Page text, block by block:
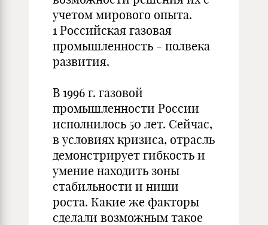
учетом мирового опыта.
1 Российская газовая
промышленность - полвека
развития.
В 1996 г. газовой
промышленности России
исполнилось 50 лет. Сейчас,
в условиях кризиса, отрасль
демонстрирует гибкость и
умение находить зоны
стабильности и ниши
роста. Какие же факторы
сделали возможным такое